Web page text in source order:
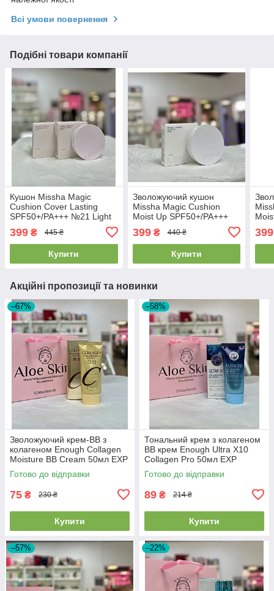
Всі умови повернення
Подібні товари компанії
Кушон Missha Magic
Cushion Cover Lasting
SPF50+/PA+++ №21 Light
399 ₴ 445 ₴
Купити
Зволожуючий кушон
Missha Magic Cushion
Moist Up SPF50+/PA+++
399₴ 440 ₴
Купити
399
Акційні пропозиції та новинки
–67%
Зволожуючий крем-ВВ з
колагеном Enough Collagen
Moisture BB Cream 50мл EXP
2026.01.18
Готово до відправки
75 ₴ 230 ₴
Купити
–58%
Тональний крем з колагеном
BB крем Enough Ultra X10
Collagen Pro 50мл EXP
2026/07/24
Готово до відправки
89 ₴ 214 ₴
Купити
–57% –22%